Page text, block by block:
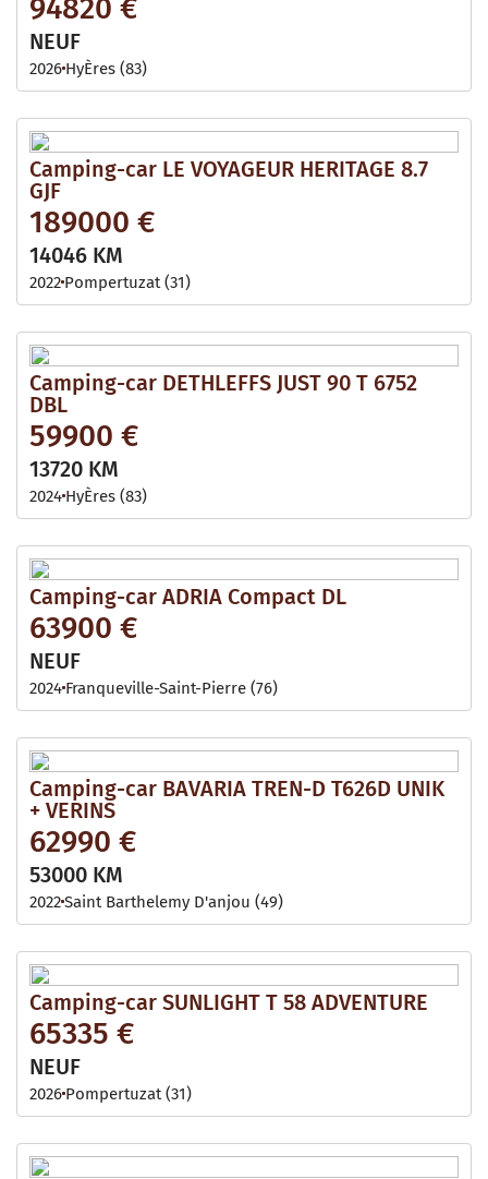
94820 €
NEUF
2026 HyÈres (83)
Camping-car LE VOYAGEUR HERITAGE 8.7
GJF
189000 €
14046 KM
2022 Pompertuzat (31)
Camping-car DETHLEFFS JUST 90 T 6752
DBL
59900 €
13720 KM
2024 HyÈres (83)
Camping-car ADRIA Compact DL
63900 €
NEUF
2024 Franqueville-Saint-Pierre (76)
Camping-car BAVARIA TREN-D T626D UNIK
+ VERINS
62990 €
53000 KM
2022Saint Barthelemy D'anjou (49)
Camping-car SUNLIGHT T 58 ADVENTURE
65335 €
NEUF
2026 Pompertuzat (31)